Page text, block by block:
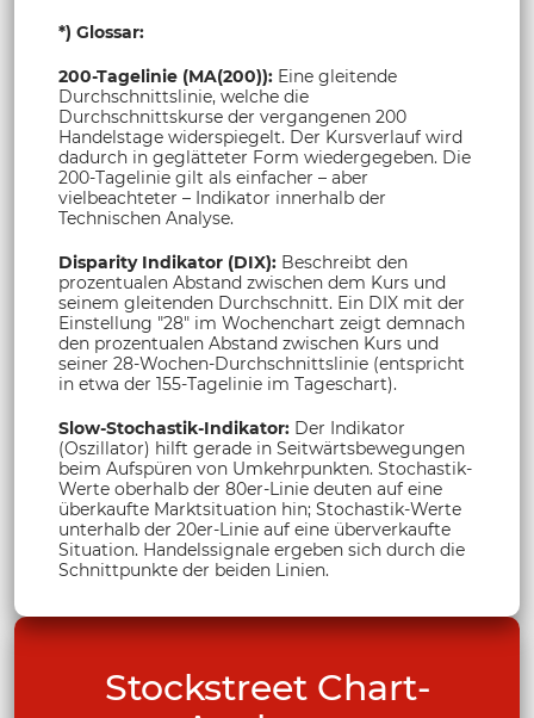
*) Glossar:
200-Tagelinie (MA(200)): Eine gleitende
Durchschnittslinie, welche die
Durchschnittskurse der vergangenen 200
Handelstage widerspiegelt. Der Kursverlauf wird
dadurch in geglätteter Form wiedergegeben. Die
200-Tagelinie gilt als einfacher – aber
vielbeachteter – Indikator innerhalb der
Technischen Analyse.
Disparity Indikator (DIX): Beschreibt den
prozentualen Abstand zwischen dem Kurs und
seinem gleitenden Durchschnitt. Ein DIX mit der
Einstellung "28" im Wochenchart zeigt demnach
den prozentualen Abstand zwischen Kurs und
seiner 28-Wochen-Durchschnittslinie (entspricht
in etwa der 155-Tagelinie im Tageschart).
Slow-Stochastik-Indikator: Der Indikator
(Oszillator) hilft gerade in Seitwärtsbewegungen
beim Aufspüren von Umkehrpunkten. Stochastik-
Werte oberhalb der 80er-Linie deuten auf eine
überkaufte Marktsituation hin; Stochastik-Werte
unterhalb der 20er-Linie auf eine überverkaufte
Situation. Handelssignale ergeben sich durch die
Schnittpunkte der beiden Linien.
Stockstreet Chart-